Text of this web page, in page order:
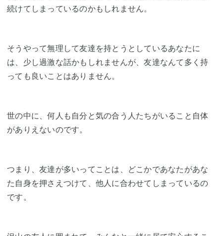
続けてしまっているのかもしれません。
そうやって無理して友達を持とうとしているあなたに
は、少し過激な話かもしれませんが、友達なんて多く持
っても良いことはありません。
世の中に、何人も自分と気の合う人たちがいること自体
がありえないのです。
つまり、友達が多いってことは、どこかであなたがあな
た自身を押さえつけて、他人に合わせてしまっているの
です。